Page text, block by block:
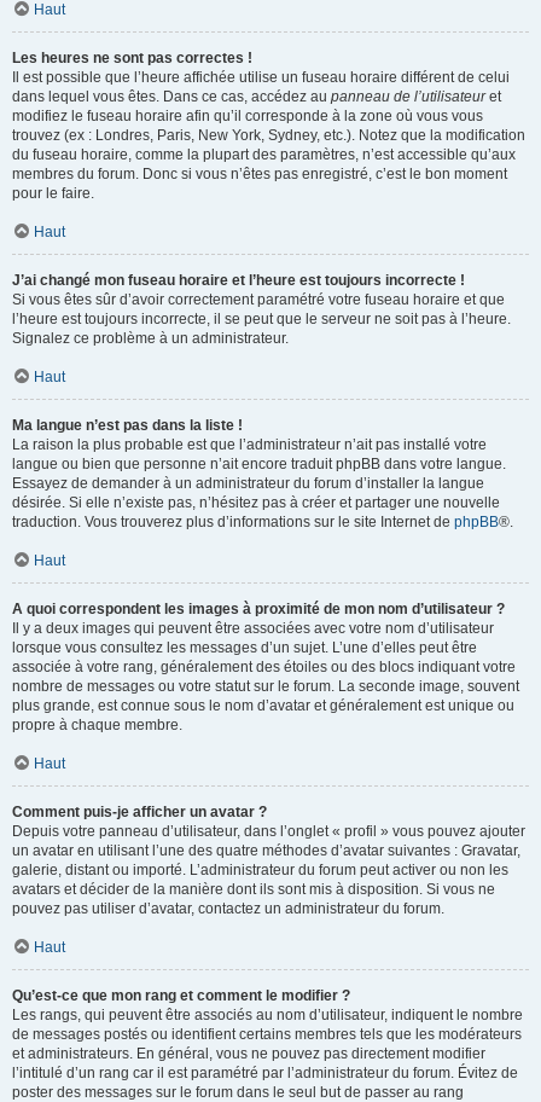
Haut
Les heures ne sont pas correctes !
Il est possible que l’heure affichée utilise un fuseau horaire différent de celui
dans lequel vous êtes. Dans ce cas, accédez au panneau de l’utilisateuret
modifiez le fuseau horaire afin qu’il corresponde à la zone où vous vous
trouvez (ex : Londres, Paris, New York, Sydney, etc.). Notez que la modification
du fuseau horaire, comme la plupart des paramètres, n’est accessible qu’aux
membres du forum. Donc si vous n’êtes pas enregistré, c’est le bon moment
pour le faire.
Haut
J’ai changé mon fuseau horaire et l’heure est toujours incorrecte !
Si vous êtes sûr d’avoir correctement paramétré votre fuseau horaire et que
l’heure est toujours incorrecte, il se peut que le serveur ne soit pas à l’heure.
Signalez ce problème à un administrateur.
Haut
Ma langue n’est pas dans la liste !
La raison la plus probable est que l’administrateur n’ait pas installé votre
langue ou bien que personne n’ait encore traduit phpBB dans votre langue.
Essayez de demander à un administrateur du forum d’installer la langue
désirée. Si elle n’existe pas, n’hésitez pas à créer et partager une nouvelle
traduction. Vous trouverez plus d’informations sur le site Internet de phpBB®.
Haut
A quoi correspondent les images à proximité de mon nom d’utilisateur ?
Il y a deux images qui peuvent être associées avec votre nom d’utilisateur
lorsque vous consultez les messages d’un sujet. L’une d’elles peut être
associée à votre rang, généralement des étoiles ou des blocs indiquant votre
nombre de messages ou votre statut sur le forum. La seconde image, souvent
plus grande, est connue sous le nom d’avatar et généralement est unique ou
propre à chaque membre.
Haut
Comment puis-je afficher un avatar ?
Depuis votre panneau d’utilisateur, dans l’onglet « profil » vous pouvez ajouter
un avatar en utilisant l’une des quatre méthodes d’avatar suivantes : Gravatar,
galerie, distant ou importé. L’administrateur du forum peut activer ou non les
avatars et décider de la manière dont ils sont mis à disposition. Si vous ne
pouvez pas utiliser d’avatar, contactez un administrateur du forum.
Haut
Qu’est-ce que mon rang et comment le modifier ?
Les rangs, qui peuvent être associés au nom d’utilisateur, indiquent le nombre
de messages postés ou identifient certains membres tels que les modérateurs
et administrateurs. En général, vous ne pouvez pas directement modifier
l’intitulé d’un rang car il est paramétré par l’administrateur du forum. Évitez de
poster des messages sur le forum dans le seul but de passer au rang